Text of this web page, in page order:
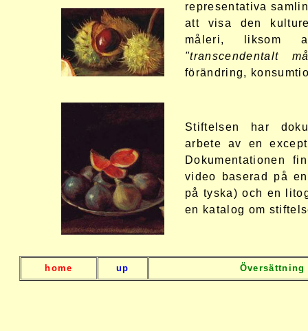
representativa
att visa den
måleri, liksom
"transcendentalt
förändring,
Stiftelsen har
arbete av en
Dokumentationen
video baserad på
på tyska) och en
en katalog om
home up Översättning